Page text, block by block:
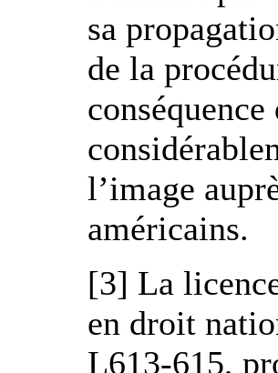
sa
de la
l’image
américains.
[3] La
en droit
L613-615,